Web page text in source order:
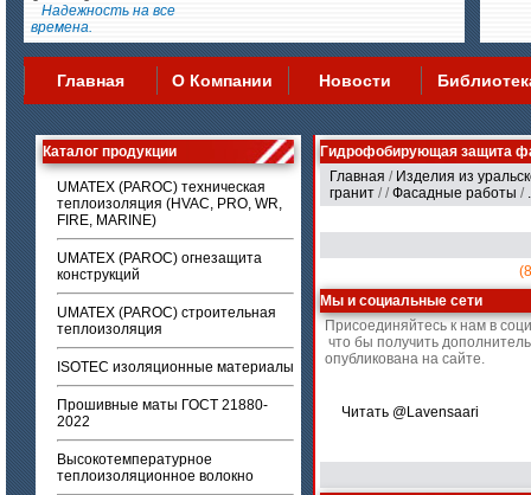
Надежность на все
времена.
Главная О Компании Новости
Каталог продукции
UMATEX (PAROC) техническая
теплоизоляция (HVAC, PRO, WR,
FIRE, MARINE)
UMATEX (PAROC) огнезащита
конструкций
UMATEX (PAROC) строительная
теплоизоляция
ISOTEC изоляционные материалы
Прошивные маты ГОСТ 21880-
2022
Высокотемпературное
теплоизоляционное волокно
Гидрофобирующая защита
Главная / Изделия из
гранит //Фасадные работы / .
Мы и социальные сети
Присоединяйтесь к нам в
что бы получить
опубликована на сайте.
Читать @Lavensaari